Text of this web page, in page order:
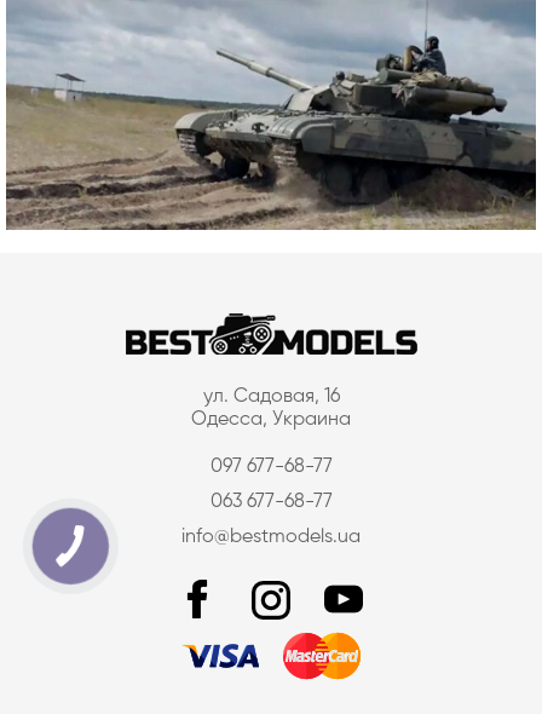
ул. Садовая, 16
Одесса, Украина
097 677-68-77
063 677-68-77
info@bestmodels.ua